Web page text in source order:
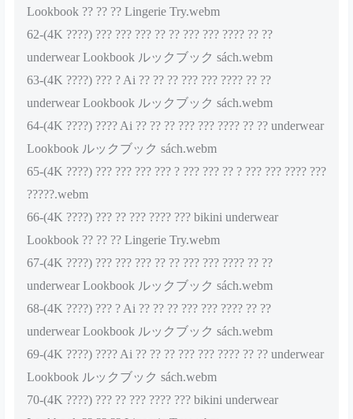
Lookbook ?? ?? ?? Lingerie Try.webm
62-(4K ????) ??? ??? ??? ?? ?? ??? ??? ???? ?? ??
underwear Lookbook ルックブック sách.webm
63-(4K ????) ??? ? Ai ?? ?? ?? ??? ??? ???? ?? ??
underwear Lookbook ルックブック sách.webm
64-(4K ????) ???? Ai ?? ?? ?? ??? ??? ???? ?? ?? underwear
Lookbook ルックブック sách.webm
65-(4K ????) ??? ??? ??? ??? ? ??? ??? ?? ? ??? ??? ???? ???
?????.webm
66-(4K ????) ??? ?? ??? ???? ??? bikini underwear
Lookbook ?? ?? ?? Lingerie Try.webm
67-(4K ????) ??? ??? ??? ?? ?? ??? ??? ???? ?? ??
underwear Lookbook ルックブック sách.webm
68-(4K ????) ??? ? Ai ?? ?? ?? ??? ??? ???? ?? ??
underwear Lookbook ルックブック sách.webm
69-(4K ????) ???? Ai ?? ?? ?? ??? ??? ???? ?? ?? underwear
Lookbook ルックブック sách.webm
70-(4K ????) ??? ?? ??? ???? ??? bikini underwear